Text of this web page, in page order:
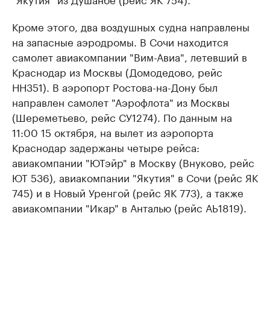
Кроме этого, два воздушных судна направлены
на запасные аэродромы. В Сочи находится
самолет авиакомпании "Вим-Авиа", летевший в
Краснодар из Москвы (Домодедово, рейс
НН351). В аэропорт Ростова-на-Дону был
направлен самолет "Аэрофлота" из Москвы
(Шереметьево, рейс СУ1274). По данным на
11:00 15 октября, на вылет из аэропорта
Краснодар задержаны четыре рейса:
авиакомпании "ЮТэйр" в Москву (Внуково, рейс
ЮТ 536), авиакомпании "Якутия" в Сочи (рейс ЯК
745) и в Новый Уренгой (рейс ЯК 773), а также
авиакомпании "Икар" в Анталью (рейс АЬ1819).